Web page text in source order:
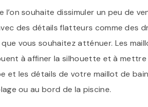
l’on souhaite dissimuler un peu de
des détails flatteurs comme des
vous souhaitez atténuer. Les
à affiner la silhouette et à mettre
et les détails de votre maillot de
ou au bord de la piscine.